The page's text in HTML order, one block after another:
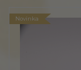
Novinka